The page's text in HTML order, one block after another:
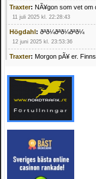
Traxter: NÃ¥gon som vet om
11 juli 2025 kl. 22:28:43
Högdahl : ðªð¼ðªð¼ðªð¼
12 juni 2025 kl. 23:53:36
Traxter: Morgon pÃ¥ er.
Mrhandsome:SÃ¶ker
pÃ¥ 0709955029 eller
mvh Hugo
21 februari 2025 kl. 09:25:52
4 februari 2025 kl. 19:20:50
Oscar5:44
4 februari 2025 kl. 19:15:36